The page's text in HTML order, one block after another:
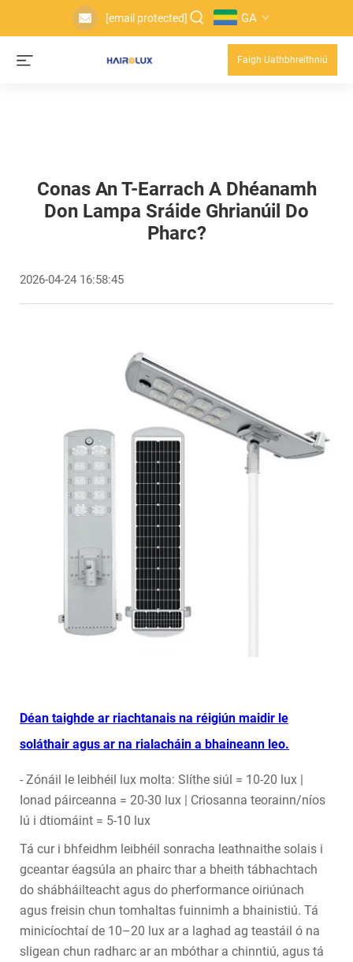
[email protected] GA
Faigh Uathbhreithniú
Conas An T-Earrach A Dhéanamh
Don Lampa Sráide Ghrianúil Do
Pharc?
2026-04-24 16:58:45
Déan taighde ar riachtanais na réigiún maidir le
soláthair agus ar na rialacháin a bhaineann leo.
- Zónáil le leibhéil lux molta: Slíthe siúl = 10-20 lux |
Ionad páirceanna = 20-30 lux | Criosanna teorainn/níos
lú i dtiomáint = 5-10 lux
Tá cur i bhfeidhm leibhéil sonracha leathnaithe solais i
gceantar éagsúla an phairc thar a bheith tábhachtach
do shábháilteacht agus do pherformance oiriúnach
agus freisin chun tomhaltas fuinnimh a bhainistiú. Tá
minicíochtaí de 10–20 lux ar a laghad ag teastáil ó na
sligean chun radharc ar an mbóthar a chinntiú, agus tá